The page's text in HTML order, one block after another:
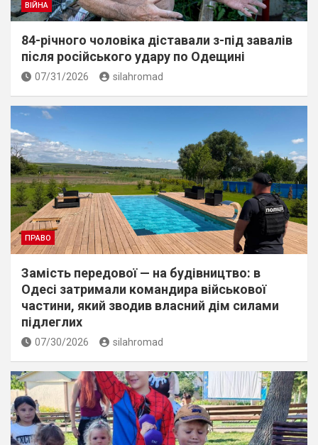
ВІЙНА
84-річного чоловіка діставали з-під завалів
пiсля росiйського удару по Одещині
07/31/2026 silahromad
ПРАВО
Замість передової — на будівництво: в
Одесі затримали командира військової
частини, який зводив власний дім силами
підлеглих
07/30/2026 silahromad